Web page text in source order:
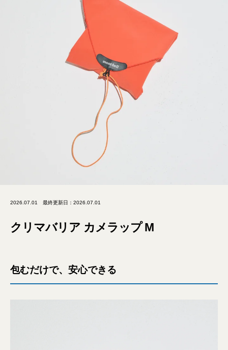
2026.07.01 最終更新日：2026.07.01
クリマバリア カメラップ M
包むだけで、安心できる